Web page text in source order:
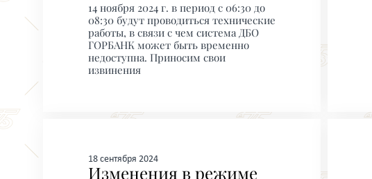
14 ноября 2024 г. в период с 06:30 до
08:30 будут проводиться технические
работы, в связи с чем система ДБО
ГОРБАНК может быть временно
недоступна. Приносим свои
извинения
18 сентября 2024
Изменения в режиме